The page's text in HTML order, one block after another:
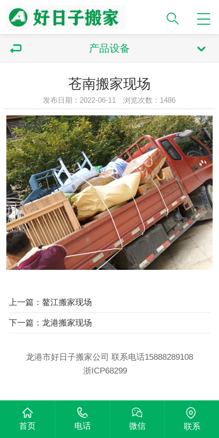
产品设备
苍南搬家现场
发布日期：2022-06-11 浏览次数：1486
上一篇：鳌江搬家现场
下一篇：龙港搬家现场
龙港市好日子搬家公司 联系电话15888289108
浙ICP68299
首页 电话 微信 联系